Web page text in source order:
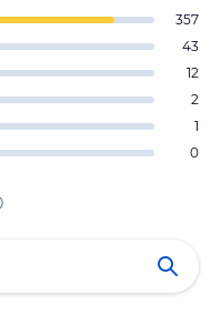
357
43
12
2
1
0